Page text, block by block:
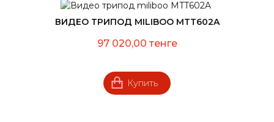
ВИДЕО ТРИПОД MILIBOO MTT602A
97 020,00 тенге
Купить